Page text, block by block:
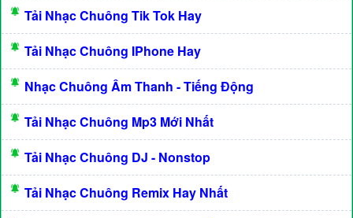
Tải Nhạc Chuông Tik Tok Hay
Tải Nhạc Chuông IPhone Hay
Nhạc Chuông Âm Thanh - Tiếng Động
Tải Nhạc Chuông Mp3 Mới Nhất
Tải Nhạc Chuông DJ - Nonstop
Tải Nhạc Chuông Remix Hay Nhất